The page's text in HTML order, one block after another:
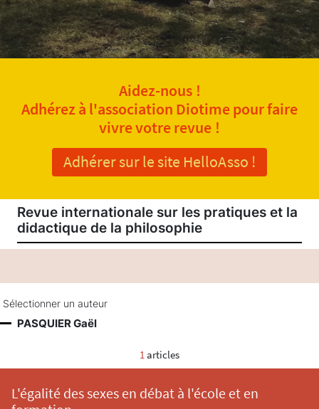
Aidez-nous !
Adhérez à l'association Diotime pour faire
vivre votre revue !
Adhérer sur le site HelloAsso !
Revue internationale sur les pratiques et la
didactique de la philosophie
Sélectionner un auteur
PASQUIER Gaël
1articles
L'égalité des sexes en débat à l'école et en